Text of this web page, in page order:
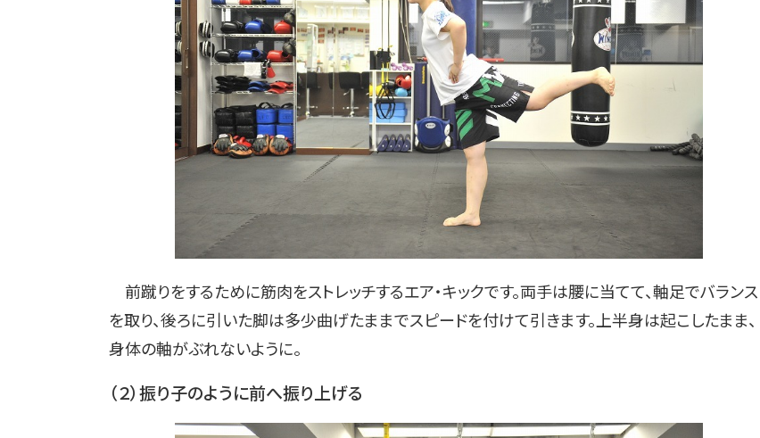
前蹴りをするために筋肉をストレッチするエア・キックです。両手は腰に当てて、軸足でバランス
を取り、後ろに引いた脚は多少曲げたままでスピードを付けて引きます。上半身は起こしたまま、
身体の軸がぶれないように。
（２）振り子のように前へ振り上げる